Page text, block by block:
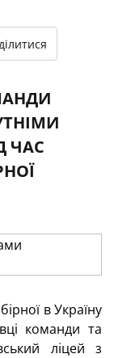
ЧАС
в Україну
команди та
ліцей з